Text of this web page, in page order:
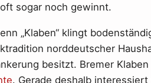
sogar noch gewinnt.
„Klaben“ klingt
norddeutscher
besitzt. Bremer
. Gerade deshalb